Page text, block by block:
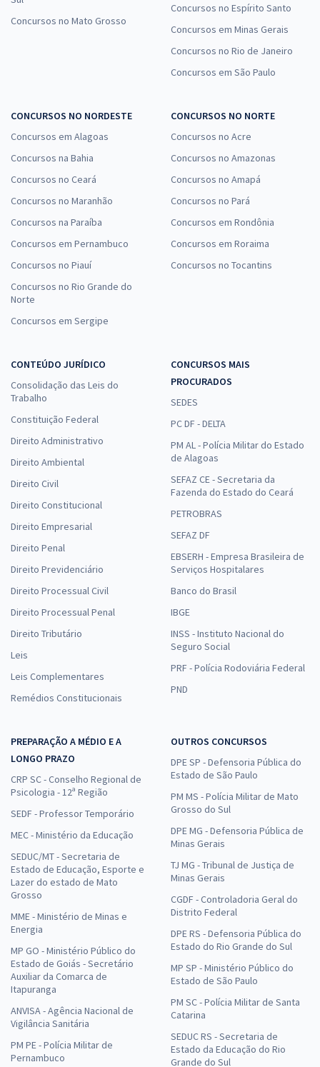
Concursos no Mato Grosso
Concursos no Espírito Santo
Concursos em Minas Gerais
Concursos no Rio de Janeiro
Concursos em São Paulo
CONCURSOS NO NORDESTE
Concursos em Alagoas
Concursos na Bahia
Concursos no Ceará
Concursos no Maranhão
Concursos na Paraíba
Concursos em Pernambuco
Concursos no Piauí
Concursos no Rio Grande do
Norte
Concursos em Sergipe
CONCURSOS NO NORTE
Concursos no Acre
Concursos no Amazonas
Concursos no Amapá
Concursos no Pará
Concursos em Rondônia
Concursos em Roraima
Concursos no Tocantins
CONTEÚDO JURÍDICO
Consolidação das Leis do
Trabalho
Constituição Federal
Direito Administrativo
Direito Ambiental
Direito Civil
Direito Constitucional
Direito Empresarial
Direito Penal
Direito Previdenciário
Direito Processual Civil
Direito Processual Penal
Direito Tributário
Leis
Leis Complementares
Remédios Constitucionais
CONCURSOS MAIS
PROCURADOS
SEDES
PC DF - DELTA
PM AL - Polícia Militar do Estado
de Alagoas
SEFAZ CE - Secretaria da
Fazenda do Estado do Ceará
PETROBRAS
SEFAZ DF
EBSERH - Empresa Brasileira de
Serviços Hospitalares
Banco do Brasil
IBGE
INSS - Instituto Nacional do
Seguro Social
PRF - Polícia Rodoviária Federal
PND
PREPARAÇÃO A MÉDIO E A
LONGO PRAZO
CRP SC - Conselho Regional de
Psicologia - 12ª Região
SEDF - Professor Temporário
MEC - Ministério da Educação
SEDUC/MT - Secretaria de
Estado de Educação, Esporte e
Lazer do estado de Mato
Grosso
MME - Ministério de Minas e
Energia
MP GO - Ministério Público do
Estado de Goiás - Secretário
Auxiliar da Comarca de
Itapuranga
ANVISA - Agência Nacional de
Vigilância Sanitária
PM PE - Polícia Militar de
Pernambuco
OUTROS CONCURSOS
DPE SP - Defensoria Pública do
Estado de São Paulo
PM MS - Polícia Militar de Mato
Grosso do Sul
DPE MG - Defensoria Pública de
Minas Gerais
TJ MG - Tribunal de Justiça de
Minas Gerais
CGDF - Controladoria Geral do
Distrito Federal
DPE RS - Defensoria Pública do
Estado do Rio Grande do Sul
MP SP - Ministério Público do
Estado de São Paulo
PM SC - Polícia Militar de Santa
Catarina
SEDUC RS - Secretaria de
Estado da Educação do Rio
Grande do Sul